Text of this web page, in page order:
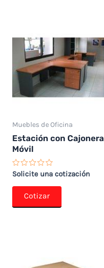
Muebles de Oficina
Estación con Cajonera
Móvil
Valorado
con
0
Solicite una cotización
Cotizar